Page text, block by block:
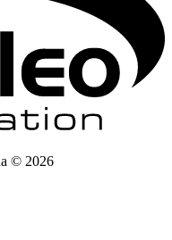
© 2026